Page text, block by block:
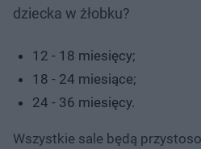
dziecka w żłobku?
12 - 18 miesięcy;
18 - 24 miesiące;
24 - 36 miesięcy.
Wszystkie sale będą